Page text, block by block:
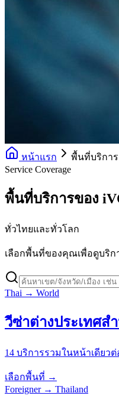
หน้าแรก
พื้นที่บริการ
Service Coverage
พื้นที่บริการของ
ทั่วไทยและทั่วโลก
เลือกพื้นที่ของคุณเพื่อดูบริก
Thai → World
วีซ่าต่างประเทศส
14 บริการรวมในหน้าเดียวต่
เลือกพื้นที่ →
Foreigner → Thailand